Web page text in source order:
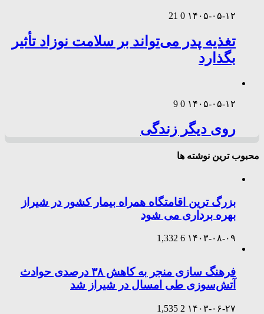
۱۴۰۵-۰۵-۱۲ 0
21
تغذیه پدر می‌تواند بر سلامت نوزاد تأثیر
بگذارد
۱۴۰۵-۰۵-۱۲ 0
9
روی دیگر زندگی
محبوب ترین نوشته ها
بزرگ ترین اقامتگاه همراه بیمار کشور در شیراز
بهره برداری می شود
۱۴۰۳-۰۸-۰۹ 6
1,332
فرهنگ سازی منجر به کاهش ۳۸ درصدی حوادث
آتش‌سوزی طی امسال در شیراز شد
۱۴۰۳-۰۶-۲۷ 2
1,535